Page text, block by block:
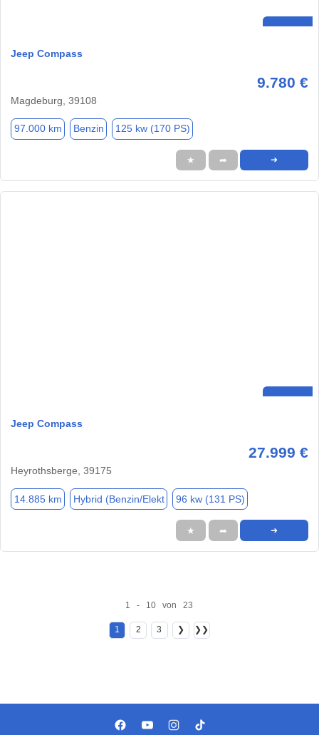
Jeep Compass
9.780 €
Magdeburg, 39108
97.000 km Benzin 125 kw (170 PS)
★ ➦ ➜
Jeep Compass
27.999 €
Heyrothsberge, 39175
14.885 km Hybrid (Benzin/Elekt 96 kw (131 PS)
★ ➦ ➜
1 - 10 von 23
1 2 3 ❯ ❯❯